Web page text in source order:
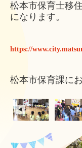
松本市保育士移
になります。
https://
松本市保育課に